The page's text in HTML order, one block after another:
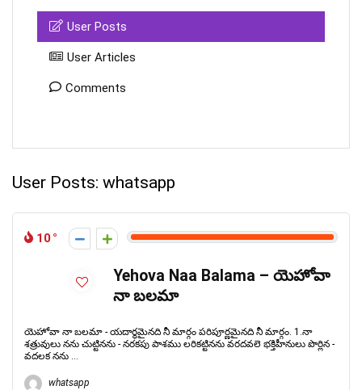
User Posts
User Articles
Comments
User Posts: whatsapp
10
Yehova Naa Balama – యెహోవా
నా బలమా
యెహోవా నా బలమా - యదార్థమైనది నీ మార్గం పరిపూర్ణమైనది నీ మార్గం. 1.నా
శత్రువులు నను చుట్టినను - నరకపు పాశము లరికట్టినను వరదవలె భక్తిహీనులు పొర్లిన -
వదలక నను ...
whatsapp